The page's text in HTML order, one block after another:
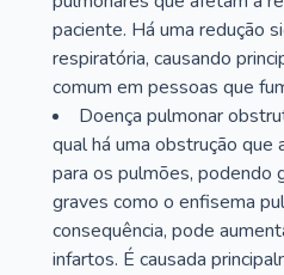
paciente. Há uma redução
respiratória, causando
comum em pessoas que
Doença pulmonar
qual há uma obstrução que
para os pulmões, podendo
graves como o enfisema
consequência, pode
infartos. É causada